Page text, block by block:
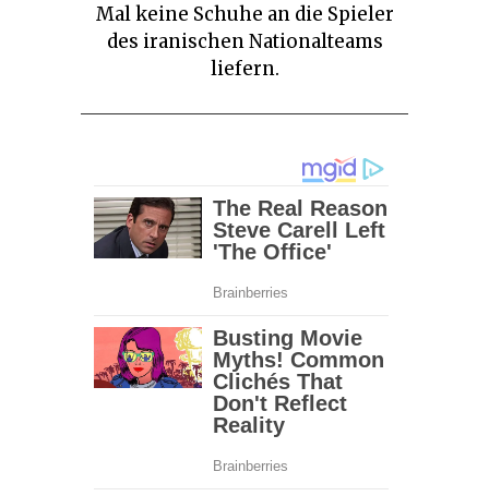
Mal keine Schuhe an die Spieler
des iranischen Nationalteams
liefern.